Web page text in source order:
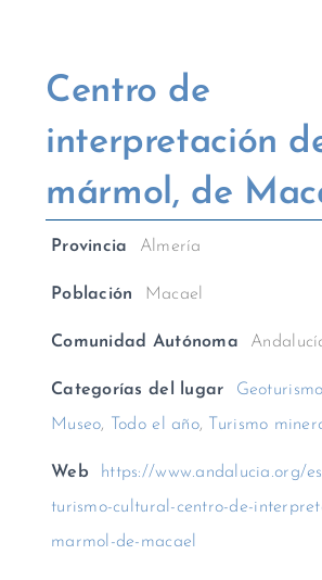
Centro de
interpretación
mármol, de
Provincia Almería
Población Macael
Comunidad Autónoma
Categorías del lugar Geoturismo
Museo, Todo el año, Turismo
Web
https://www.andalucia.org/
turismo-cultural-centro-de-
marmol-de-macael